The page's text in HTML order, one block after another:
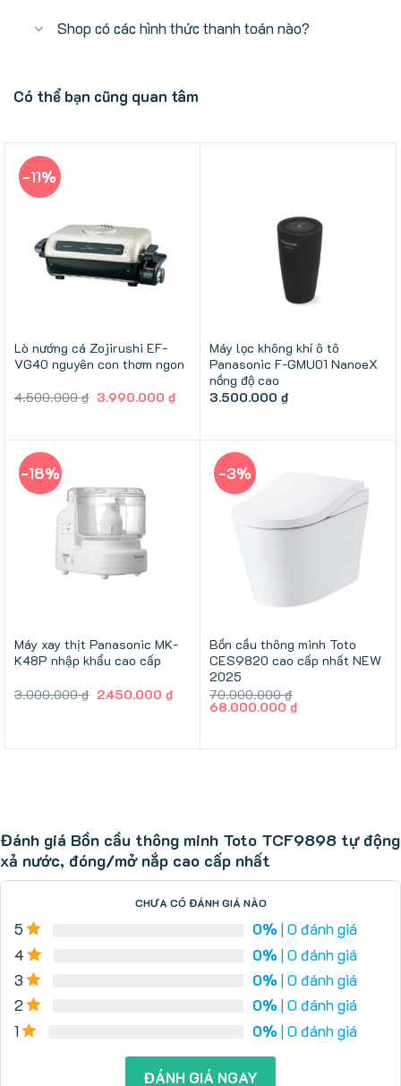
Shop có các hình thức thanh toán nào?
Có thể bạn cũng quan tâm
-11%
Lò nướng cá Zojirushi EF-
VG40 nguyên con thơm ngon
4.500.000₫ Giá
3.990.000₫
Máy lọc không khí ô tô
Panasonic F-GMU01 NanoeX
nồng độ cao
3.500.000 ₫
-18%
Máy xay thịt Panasonic MK-
K48P nhập khẩu cao cấp
3.000.000₫ Giá
2.450.000₫
-3%
Bồn cầu thông minh Toto
CES9820 cao cấp nhất NEW
2025
70.000.000₫
Giá
68.000.000₫Giá
Đánh giá Bồn cầu thông minh Toto TCF9898 tự động
xả nước, đóng/mở nắp cao cấp nhất
CHƯA CÓ ĐÁNH GIÁ NÀO
5 0% | 0 đánh giá
4
0% | 0 đánh giá
3
0% | 0 đánh giá
2
0% | 0 đánh giá
1
0% | 0 đánh giá
ĐÁNH GIÁ NGAY